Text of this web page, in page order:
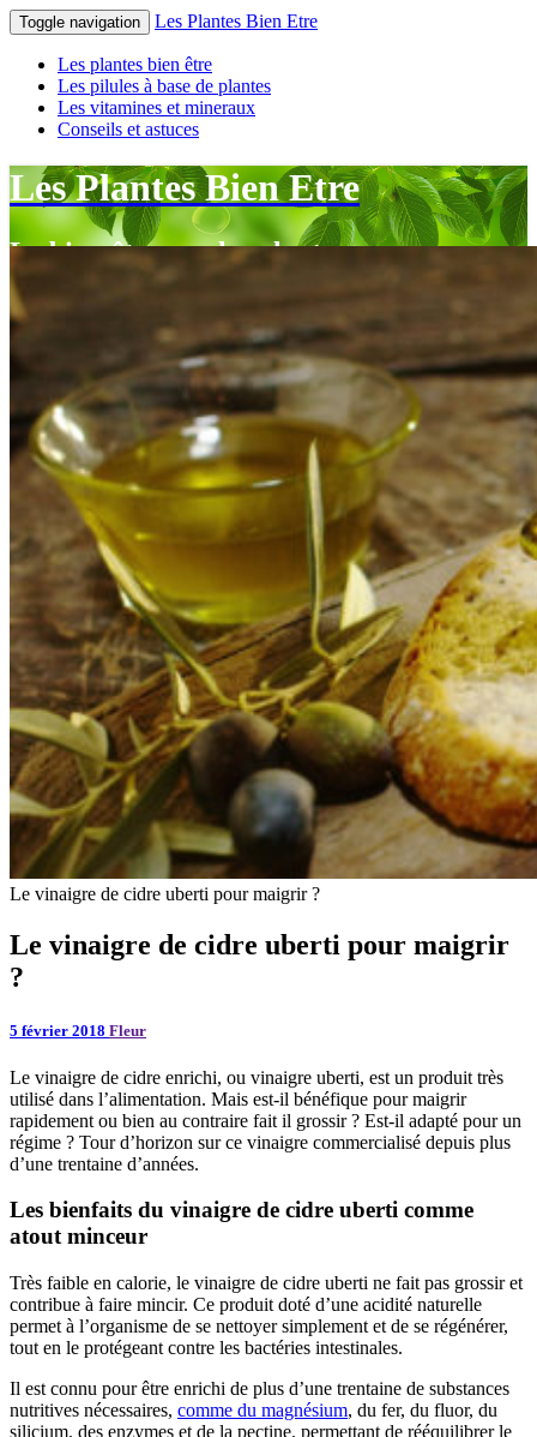
Toggle navigation Les Plantes Bien Etre
Les plantes bien être
Les pilules à base de plantes
Les vitamines et mineraux
Conseils et astuces
Les Plantes Bien Etre
Le bien-être par les plantes
Le vinaigre de cidre uberti pour maigrir ?
Le vinaigre de cidre uberti pour maigrir
?
5 février 2018 Fleur
Le vinaigre de cidre enrichi, ou vinaigre uberti, est un produit très
utilisé dans l’alimentation. Mais est-il bénéfique pour maigrir
rapidement ou bien au contraire fait il grossir ? Est-il adapté pour un
régime ? Tour d’horizon sur ce vinaigre commercialisé depuis plus
d’une trentaine d’années.
Les bienfaits du vinaigre de cidre uberti comme
atout minceur
Très faible en calorie, le vinaigre de cidre uberti ne fait pas grossir et
contribue à faire mincir. Ce produit doté d’une acidité naturelle
permet à l’organisme de se nettoyer simplement et de se régénérer,
tout en le protégeant contre les bactéries intestinales.
Il est connu pour être enrichi de plus d’une trentaine de substances
nutritives nécessaires, comme du magnésium, du fer, du fluor, du
silicium, des enzymes et de la pectine, permettant de rééquilibrer le